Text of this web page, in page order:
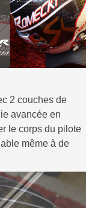
2 couches de
avancée en
le corps du pilote
même à de